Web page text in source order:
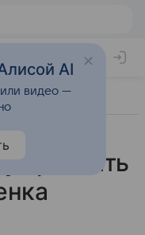
развить
AI
или видео —